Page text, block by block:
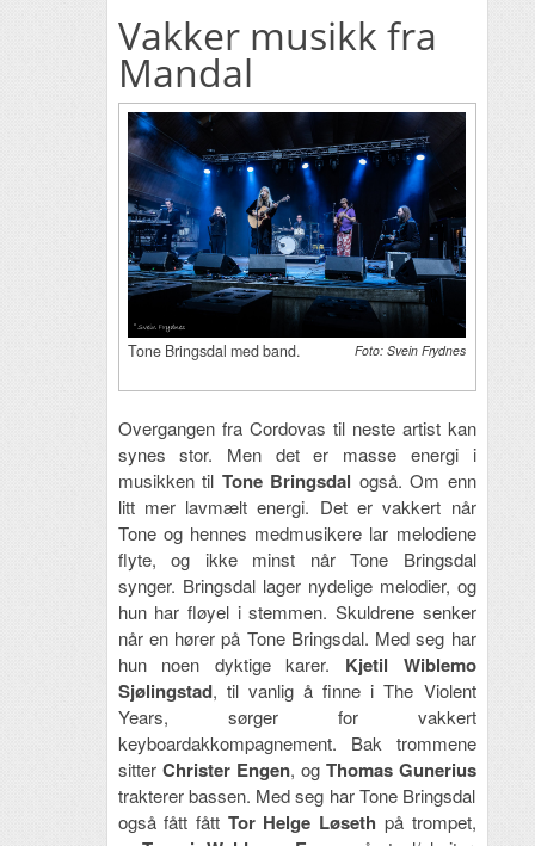
Vakker musikk fra
Mandal
Tone Bringsdal med band. Foto: Svein Frydnes
Overgangen fra Cordovas til neste artist kan
synes stor. Men det er masse energi i
musikken til Tone Bringsdal også. Om enn
litt mer lavmælt energi. Det er vakkert når
Tone og hennes medmusikere lar melodiene
flyte, og ikke minst når Tone Bringsdal
synger. Bringsdal lager nydelige melodier, og
hun har fløyel i stemmen. Skuldrene senker
når en hører på Tone Bringsdal. Med seg har
hun noen dyktige karer. Kjetil Wiblemo
Sjølingstad, til vanlig å finne i The Violent
Years, sørger for vakkert
keyboardakkompagnement. Bak trommene
sitter Christer Engen, og Thomas Gunerius
trakterer bassen. Med seg har Tone Bringsdal
også fått fått Tor Helge Løseth på trompet,